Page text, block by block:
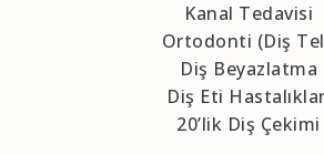
Kanal Tedavisi
Ortodonti (Diş
Diş Beyazlatma
Diş Eti
20’lik Diş Çekimi